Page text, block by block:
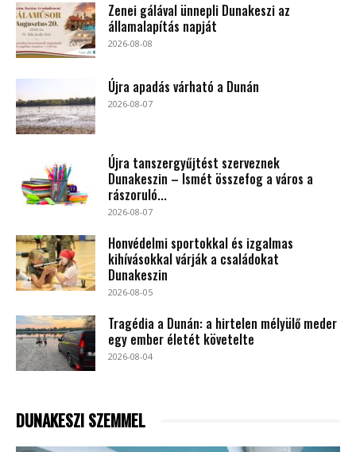
Zenei gálával ünnepli Dunakeszi az
államalapítás napját
2026-08-08
Újra apadás várható a Dunán
2026-08-07
Újra tanszergyűjtést szerveznek
Dunakeszin – Ismét összefog a város a
rászoruló...
2026-08-07
Honvédelmi sportokkal és izgalmas
kihívásokkal várják a családokat
Dunakeszin
2026-08-05
Tragédia a Dunán: a hirtelen mélyülő meder
egy ember életét követelte
2026-08-04
DUNAKESZI SZEMMEL